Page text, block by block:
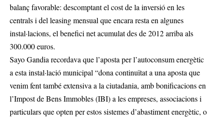
balanç favorable: descomptant el cost de la inversió en les
centrals i del leasing mensual que encara resta en algunes
instal·lacions, el benefici net acumulat des de 2012 arriba als
300.000 euros.
Sayo Gandia recordava que l’aposta per l’autoconsum energètic
a esta instal·lació municipal “dona continuïtat a una aposta que
venim fent també extensiva a la ciutadania, amb bonificacions en
l’Impost de Bens Immobles (IBI) a les empreses, associacions i
particulars que opten per estos sistemes d’abastiment energètic, o